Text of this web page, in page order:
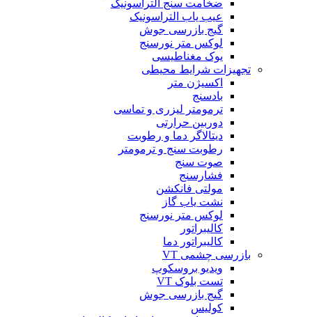
ضخامت سنج التراسونیک
عیب یاب التراسونیک
گیج بازرسی جوش
لوکس متر نورسنج
یوک مغناطیسی
تجهیزات شرایط محیطی
اکسیژن متر
بادسنج
ترمومتر لیزری و تماسی
دوربین حرارتی
دیتالاگر دما و رطوبت
رطوبت سنج و ترمومتر
صوت سنج
فشارسنج
مولتی فانکشن
نشت یاب گاز
لوکس متر نورسنج
کالیبراتور
کالیبراتور دما
بازرسی چشمی VT
ویدیو بروسکوپ
تست بلوک VT
گیج بازرسی جوش
کولیس